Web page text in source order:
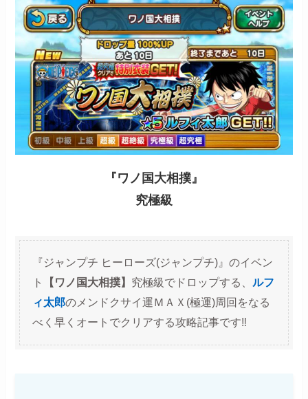
『ワノ国大相撲』
究極級
『ジャンプチ ヒーローズ(ジャンプチ)』のイベン
ト
【ワノ国大相撲】 究極級でドロップする、 ルフ
ィ太郎のメンドクサイ運ＭＡＸ(極運)周回をなる
べく早くオートでクリアする攻略記事です‼